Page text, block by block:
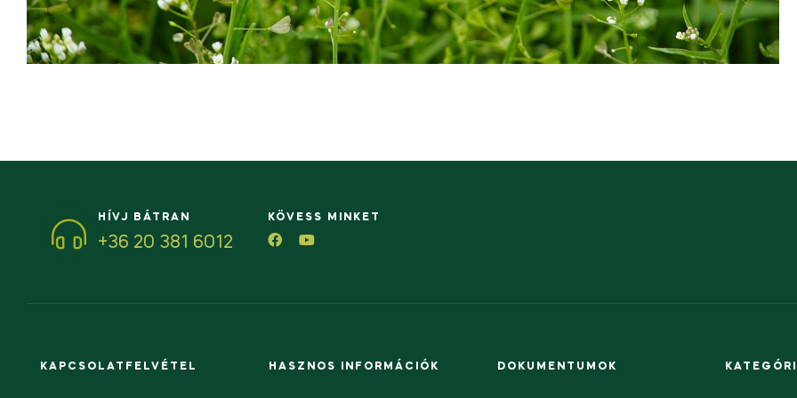
HÍVJ BÁTRAN
+36 20 381 6012
KÖVESS MINKET
KAPCSOLATFELVÉTEL HASZNOS INFORMÁCIÓK DOKUMENTUMOK